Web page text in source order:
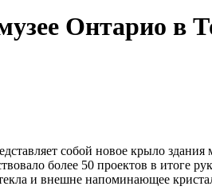
Онтарио в
собой новое крыло здания
более 50 проектов в итоге
и внешне напоминающее